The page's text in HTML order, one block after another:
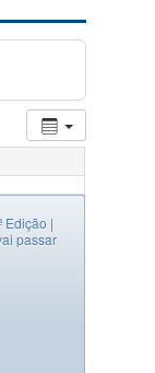
Edição |
passar